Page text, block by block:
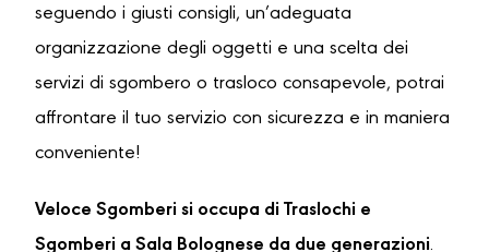
seguendo i giusti consigli, un’adeguata
organizzazione degli oggetti e una scelta dei
servizi di sgombero o trasloco consapevole, potrai
affrontare il tuo servizio con sicurezza e in maniera
conveniente!
Veloce Sgomberi si occupa di Traslochi e
Sgomberi a Sala Bolognese da due generazioni.